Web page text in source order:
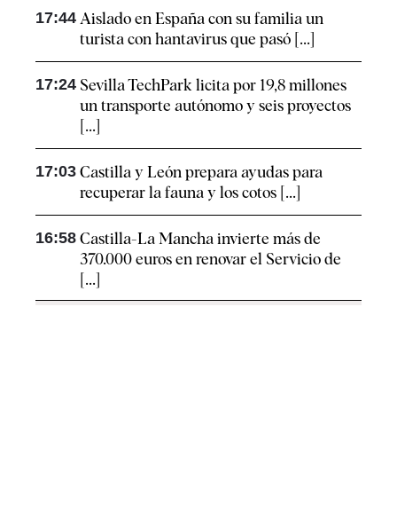
17:44 Aislado en España con su familia un
turista con hantavirus que pasó [...]
17:24 Sevilla TechPark licita por 19,8 millones
un transporte autónomo y seis proyectos
[...]
17:03 Castilla y León prepara ayudas para
recuperar la fauna y los cotos [...]
16:58 Castilla-La Mancha invierte más de
370.000 euros en renovar el Servicio de
[...]